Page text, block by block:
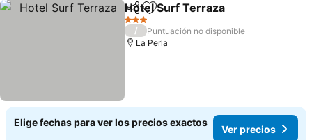
CompartirAgregar a favoritos
Hotel Surf Terraza
3 Estrellas
/
Puntuación no disponible
La Perla
Elige fechas para ver los precios exactos
Ver precios